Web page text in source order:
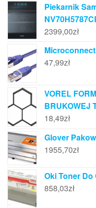
Piekarnik
2399,00zł
47,99zł
VOREL
BRUKOWEJ
18,49zł
Glover
1955,70zł
Oki Toner Do
858,03zł